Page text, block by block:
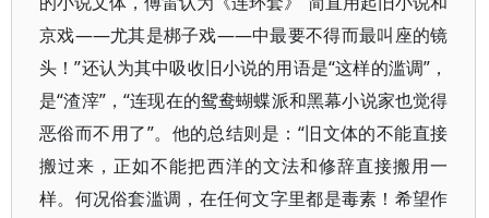
京戏——尤其是梆子戏——中最要不得而最叫座的镜
头！”还认为其中吸收旧小说的用语是“这样的滥调”，
是“渣滓”，“连现在的鸳鸯蝴蝶派和黑幕小说家也觉得
恶俗而不用了”。他的总结则是：“旧文体的不能直接
搬过来，正如不能把西洋的文法和修辞直接搬用一
样。何况俗套滥调，在任何文字里都是毒素！希望作